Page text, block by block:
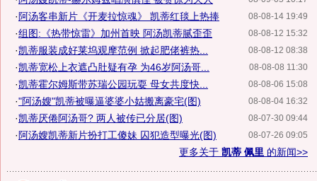
08-08-14 19:49
· 阿汤客串新片《开麦拉惊魂》 凯蒂红毯上热捧
08-08-12 15:32
·组图:《热带惊雷》加州首映 阿汤凯蒂腻歪歪
08-08-12 08:38
·凯蒂服装成好莱坞观摩范例 掀起肥佬裤热...
08-08-08 11:30
·凯蒂宽松上衣遮凸肚疑有孕 为46岁阿汤哥...
08-08-06 15:08
·凯蒂霍尔姆斯带苏瑞公园玩耍 母女共度快...
08-08-04 16:32
·"阿汤嫂"凯蒂被曝逼婆婆小姑搬离豪宅(图)
08-07-30 09:44
·凯蒂厌倦阿汤哥? 两人被传已分居(图)
08-07-26 09:05
· 阿汤嫂凯蒂新片扮打工傻妹 囚犯造型曝光(图)
更多关于 凯蒂 佩里 的新闻>>